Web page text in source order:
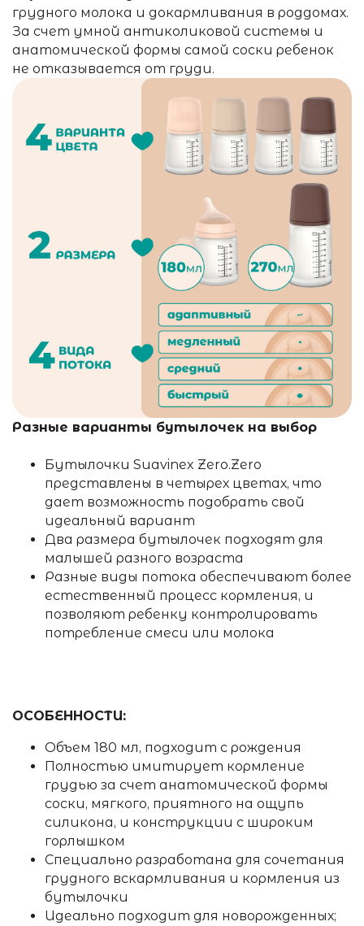
грудного молока и докармливания в роддомах.
За счет умной антиколиковой системы и
анатомической формы самой соски ребенок
не отказывается от груди.
Разные варианты бутылочек на выбор
Бутылочки Suavinex Zero.Zero
представлены в четырех цветах, что
дает возможность подобрать свой
идеальный вариант
Два размера бутылочек подходят для
малышей разного возраста
Разные виды потока обеспечивают более
естественный процесс кормления, и
позволяют ребенку контролировать
потребление смеси или молока
ОСОБЕННОСТИ:
Объем 180 мл, подходит с рождения
Полностью имитирует кормление
грудью за счет анатомической формы
соски, мягкого, приятного на ощупь
силикона, и конструкции с широким
горлышком
Специально разработана для сочетания
грудного вскармливания и кормления из
бутылочки
Идеально подходит для новорожденных;